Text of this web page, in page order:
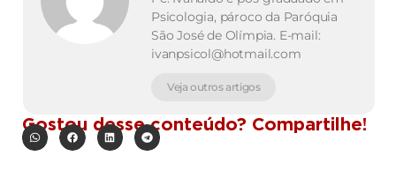
Psicologia, pároco da Paróquia
São José de Olímpia. E-mail:
ivanpsicol@hotmail.com
Veja outros artigos
Gostou desse conteúdo? Compartilhe!